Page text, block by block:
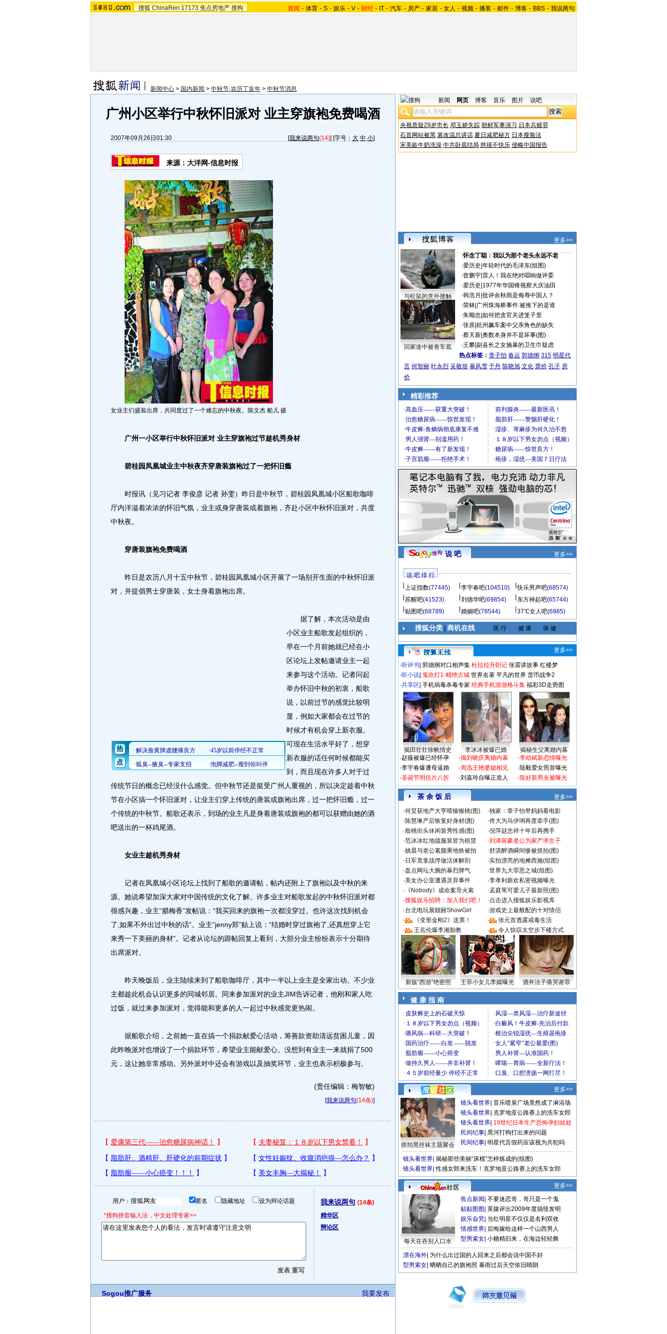
搜狐 ChinaRen 17173 焦点房地产 搜狗 新闻 - 体育 - S - 娱乐 - V - 财经 - IT - 汽车 - 房产 - 家居 - 女人 - 视频 - 播客 - 邮件 - 博客 - BBS - 我说两句
新闻中心 > 国内新闻 > 中秋节-农历丁亥年 > 中秋节消息
广州小区举行中秋怀旧派对 业主穿旗袍免费喝酒
2007年09月26日01:30 [我来说两句(14)] [字号： 大 中 小]
来源：大洋网-信息时报
女业主们盛装出席，共同度过了一个难忘的中秋夜。陈文杰 船儿 摄
广州一小区举行中秋怀旧派对 业主穿旗袍过节趁机秀身材
碧桂园凤凰城业主中秋夜齐穿唐装旗袍过了一把怀旧瘾
时报讯（见习记者 李俊彦 记者 孙雯）昨日是中秋节，碧桂园凤凰城小区船歌咖啡
厅内洋溢着浓浓的怀旧气氛，业主或身穿唐装或着旗袍，齐赴小区中秋怀旧派对，共度
中秋夜。
穿唐装旗袍免费喝酒
昨日是农历八月十五中秋节，碧桂园凤凰城小区开展了一场别开生面的中秋怀旧派
对，并提倡男士穿唐装，女士身着旗袍出席。
据了解，本次活动是由
小区业主船歌发起组织的，
早在一个月前她就已经在小
区论坛上发帖邀请业主一起
来参与这个活动。记者问起
举办怀旧中秋的初衷，船歌
说，以前过节的感觉比较明
显，例如大家都会在过节的
时候才有机会穿上新衣服。
可现在生活水平好了，想穿
新衣服的话任何时候都能买
到，而且现在许多人对于过
传统节日的概念已经没什么感觉。但中秋节还是挺受广州人重视的，所以决定趁着中秋
节在小区搞一个怀旧派对，让业主们穿上传统的唐装或旗袍出席，过一把怀旧瘾，过一
个传统的中秋节。船歌还表示，到场的业主凡是身着唐装或旗袍的都可以获赠由她的酒
吧送出的一杯鸡尾酒。
女业主趁机秀身材
记者在凤凰城小区论坛上找到了船歌的邀请帖，帖内还附上了旗袍以及中秋的来
源。她说希望加深大家对中国传统的文化了解。许多业主对船歌发起的中秋怀旧派对都
很感兴趣，业主“腊梅香”发帖说：“我买回来的旗袍一次都没穿过。也许这次找到机会
了,如果不外出过中秋的话”。业主“jenny郑”贴上说：“结婚时穿过旗袍了,还真想穿上它
来秀一下美丽的身材”。记者从论坛的跟帖回复上看到，大部分业主纷纷表示十分期待
出席派对。
昨天晚饭后，业主陆续来到了船歌咖啡厅，其中一半以上业主是全家出动。不少业
主都趁此机会认识更多的同城邻居。同来参加派对的业主JIM告诉记者，他刚和家人吃
过饭，就过来参加派对，觉得能和更多的人一起过中秋感觉更热闹。
据船歌介绍，之前她一直在搞一个捐款献爱心活动，筹善款资助清远贫困儿童，因
此昨晚派对也增设了一个捐款环节，希望业主能献爱心。没想到有业主一来就捐了500
元，这让她非常感动。另外派对中还会有游戏以及抽奖环节，业主也表示积极参与。
(责任编辑：梅智敏)
[我来说两句(14条)]
用户： 匿名 隐藏地址 设为辩论话题
*搜狗拼音输入法，中文处理专家>>
我来说两句 (14条)
精华区
辩论区
我要发布
Sogou推广服务
新闻 网页 博客 音乐 图片 说吧
央视质疑29岁市长 邓玉娇失踪 朝鲜军事演习 日本兵赎罪
石首网站被黑 篡改温总讲话 夏日减肥秘方 日本瘦脸法
宋美龄牛奶洗澡 中共卧底结局 慈禧不快乐 侵略中国报告
更多>>
与松鼠的意外接触
回家途中被卷车底
·怀念丁聪：我以为那个老头永远不老
·爱历史 年轻时代的毛泽东(组图)
·曾鹏宇| 雷人！我在绝对唱响做评委
·爱历史 1977年华国锋视察大庆油田
·韩浩月 批评余秋雨是侮辱中国人？
·荣林| 广州珠海桥事件:被推下的是谁
·朱顺忠 如何把贪官关进笼子里
·张原| 杭州飙车案中父亲角色的缺失
·蔡天新| 奥数本身并不是坏事(图)
·王攀| 副县长之女施暴的卫生巾疑虑
热点标签： 章子怡 春运 郭德纲 315 明星代
言 何智丽 叶永烈 吴敬琏 暴风雪 于丹 陈晓旭 文化 票价 孔子 房
价
精彩推荐
说 吧 更多>>
说 吧 排 行
上证指数(77445) 李宇春吧(104510) 快乐男声吧(68574)
苏醒吧(41523) 刘德华吧(69854) 东方神起吧(65744)
贴图吧(68789) 婚姻吧(78544) 37℃女人吧(6985)
搜狐分类| 商机在线 医 疗 健 康 保 健
更多>>
·听评书 郭德纲对口相声集 杜拉拉升职记 张震讲故事 红楼梦
·听小说 鬼吹灯1-精绝古城 世界名著 平凡的世界 货币战争2
·共享区 手机病毒杀毒专家 经典手机游游格斗集 福彩3D走势图
揭田壮壮徐帆情史 李冰冰被爆已婚
揭秘生父离婚内幕
·赵薇被爆已经怀孕
·李宇春爆遭母逼婚
·圣诞节明信片八折
·揭刘晓庆离婚内幕
·周迅王艳婆媳相见
·刘嘉玲自曝正造人
·李幼斌新恋情曝光
·陆毅爱女照首曝光
·陈好新男友被曝光
茶 余 饭 后
更多>>
·何炅获地产大亨喂猕猴桃(图) ·独家：章子怡带妈妈看电影
·陈慧琳产后恢复好身材(图) ·佟大为马伊琍再度牵手(图)
·殷桃街头休闲装秀性感(图) ·倪萍赵忠祥十年后再携手
·范冰冰红地毯服装皆为租赁 ·刘涛富豪老公为家产求生子
·姚晨与老公素颜乘地铁被拍 ·舒淇醉酒瞬间惨被抓拍(图)
· 日军竟拿战俘做活体解剖 ·实拍漂亮的地摊西施(组图)
·盘点网坛大腕的暴烈脾气 ·世界九大罪恶之城(组图)
·美女办公室遭遇灵异事件 ·李孝利新欢私密视频曝光
· 《Nobody》成命案导火索 ·孟庭苇可爱儿子最新照(图)
·搜狐娱乐招聘：加入我们吧！ ·点击进入搜狐娱乐影视库
·台北电玩展靓丽ShowGirl ·游戏史上最般配的十对情侣
·
《变形金刚2》送票！ ·
张元首透露戒毒生活
·
王岳伦爆李湘胎教 · 令人惊叹太空步下楼方式
新版“西游”绝密照 王菲小女儿李嫣曝光 酒井法子痛哭谢罪
健 康 指 南
更多>>
抓拍黑丝袜主题聚会
镜头看世界 音乐喷泉广场竟然成了淋浴场
镜头看世界 克罗地亚公路赛上的洗车女郎
镜头看世界 19世纪日本生产恐怖孕妇娃娃
民间纪事 黑河打狗打出来的问题
民间纪事 明星代言假药应该视为共犯吗
镜头看世界 揭秘那些美丽“床模”怎样炼成的(组图)
镜头看世界 性感女郎来洗车！克罗地亚公路赛上的洗车女郎
更多>>
每天在吞别人口水
焦点新闻 不要迷恋哥，哥只是一个鬼
贴贴图图 英媒评出2009年度搞怪发明
娱乐旮旯 当红明星不仅仅是名利双收
情感世界 后悔嫁给这样一个山西男人
型男索女 小糖精归来，在海边轻轻舞
漂在海外 为什么出过国的人回来之后都会说中国不好
型男索女 晒晒自己的旗袍照 暴雨过后天空依旧晴朗